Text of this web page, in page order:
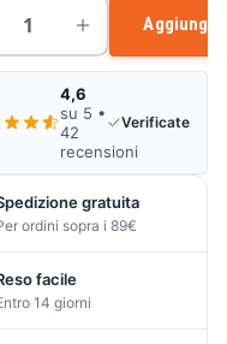
Aggiungi
4,6
su 5 •
42
recensioni
Verificate
gratuita
ordini sopra i 89€
facile
14 giorni